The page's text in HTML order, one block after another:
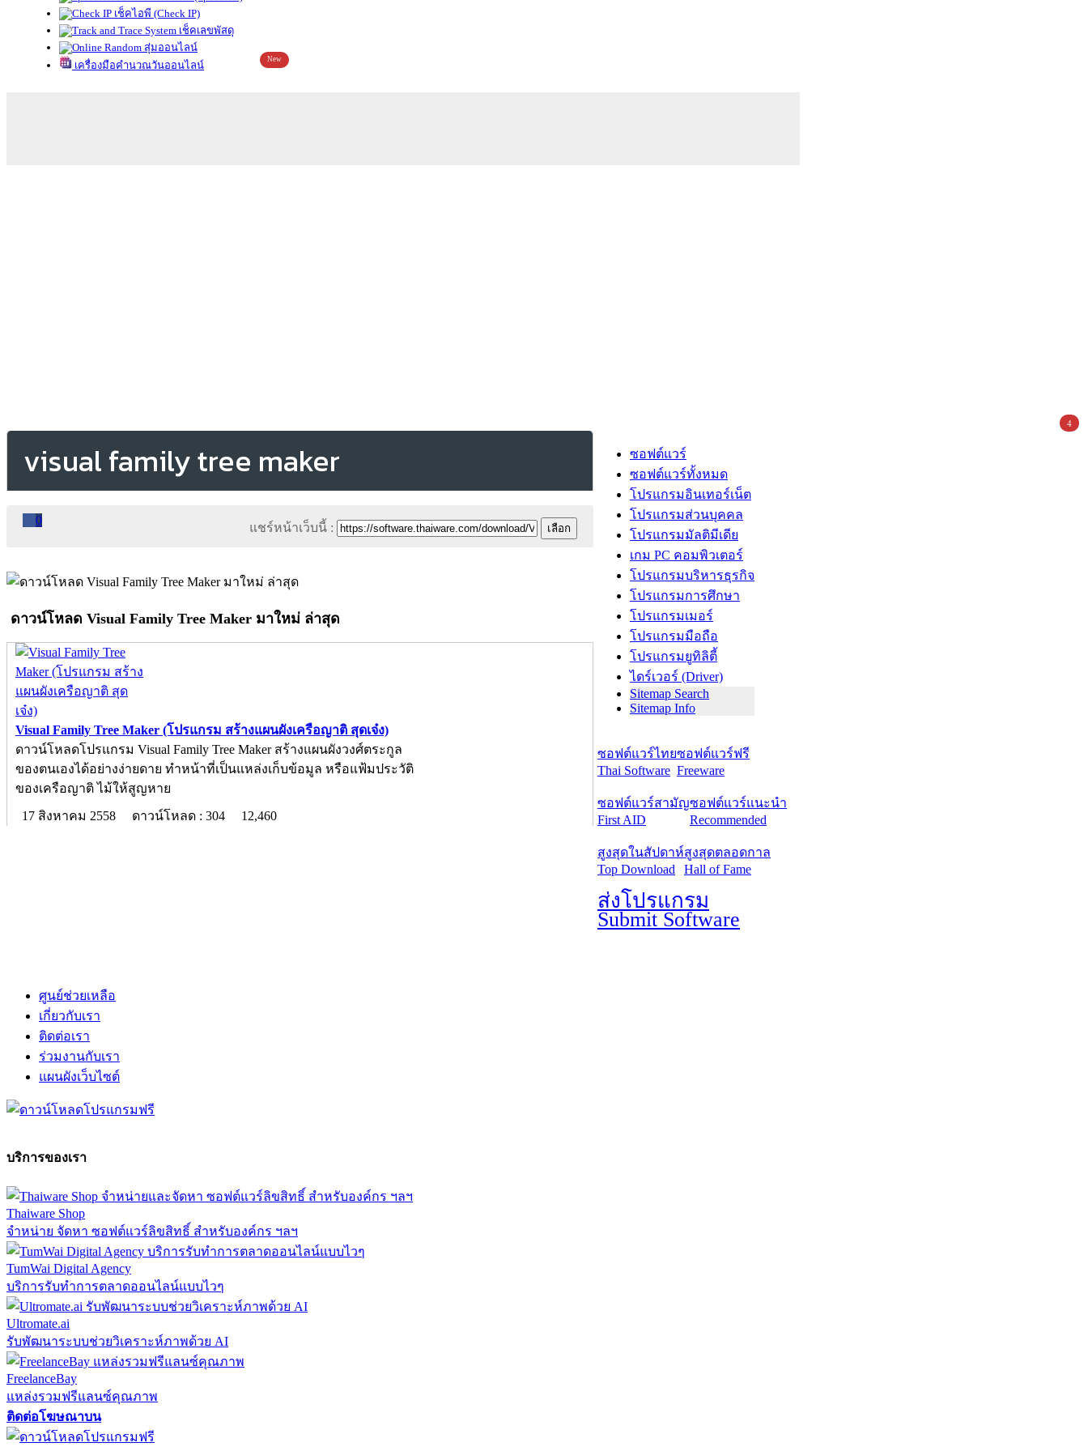
เช็คไอพี (Check IP)
เช็คเลขพัสดุ
สุ่มออนไลน์
เครื่องมือคำนวณวันออนไลน์
New
visual family tree maker
0
แชร์หน้าเว็บนี้ :
ดาวน์โหลด Visual Family Tree Maker มาใหม่ ล่าสุด
Visual Family Tree Maker (โปรแกรม สร้างแผนผังเครือญาติ สุดเจ๋ง)
ดาวน์โหลดโปรแกรม Visual Family Tree Maker สร้างแผนผังวงศ์ตระกูล
ของตนเองได้อย่างง่ายดาย ทำหน้าที่เป็นแหล่งเก็บข้อมูล หรือแฟ้มประวัติ
ของเครือญาติ ไม้ให้สูญหาย
17 สิงหาคม 2558
ดาวน์โหลด : 304 12,460
ซอฟต์แวร์
ซอฟต์แวร์ทั้งหมด
โปรแกรมอินเทอร์เน็ต
โปรแกรมส่วนบุคคล
โปรแกรมมัลติมีเดีย
เกม PC คอมพิวเตอร์
โปรแกรมบริหารธุรกิจ
โปรแกรมการศึกษา
โปรแกรมเมอร์
โปรแกรมมือถือ
โปรแกรมยูทิลิตี้
ไดร์เวอร์ (Driver)
Sitemap Search
Sitemap Info
ซอฟต์แวร์ไทย
Thai Software
ซอฟต์แวร์ฟรี
Freeware
ซอฟต์แวร์สามัญ
First AID
ซอฟต์แวร์แนะนำ
Recommended
สูงสุดในสัปดาห์
Top Download
สูงสุดตลอดกาล
Hall of Fame
ส่งโปรแกรม
Submit Software
ศูนย์ช่วยเหลือ
เกี่ยวกับเรา
ติดต่อเรา
ร่วมงานกับเรา
4
แผนผังเว็บไซต์
บริการของเรา
Thaiware Shop
จำหน่าย จัดหา ซอฟต์แวร์ลิขสิทธิ์ สำหรับองค์กร ฯลฯ
TumWai Digital Agency
บริการรับทำการตลาดออนไลน์แบบไวๆ
Ultromate.ai
รับพัฒนาระบบช่วยวิเคราะห์ภาพด้วย AI
FreelanceBay
แหล่งรวมฟรีแลนซ์คุณภาพ
ติดต่อโฆษณาบน